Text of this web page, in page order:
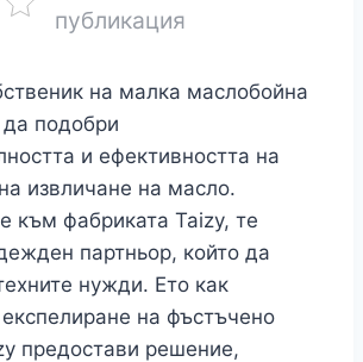
публикация
на малка маслобойна
подобри
и ефективността на
извличане на масло.
към фабриката Taizy, те
партньор, който да
нужди. Ето как
на фъстъчено
предостави решение,